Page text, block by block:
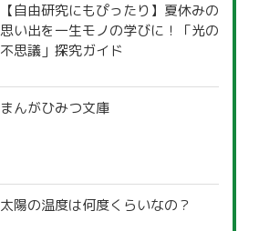
【自由研究にもぴったり】夏休みの
思い出を一生モノの学びに！「光の
不思議」探究ガイド
まんがひみつ文庫
太陽の温度は何度くらいなの？